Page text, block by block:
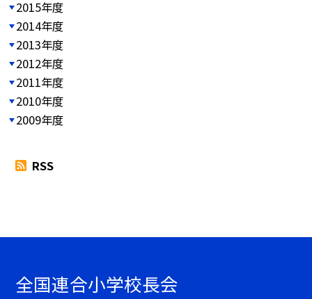
2015年度
2014年度
2013年度
2012年度
2011年度
2010年度
2009年度
RSS
全国連合小学校長会